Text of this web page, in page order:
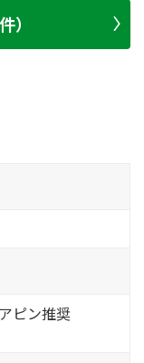
）
ピン推奨